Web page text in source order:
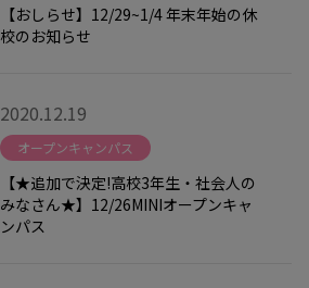
【おしらせ】12/29~1/4 年末年始の休
校のお知らせ
2020.12.19
オープンキャンパス
【★追加で決定!高校3年生・社会人の
みなさん★】12/26MINIオープンキャ
ンパス